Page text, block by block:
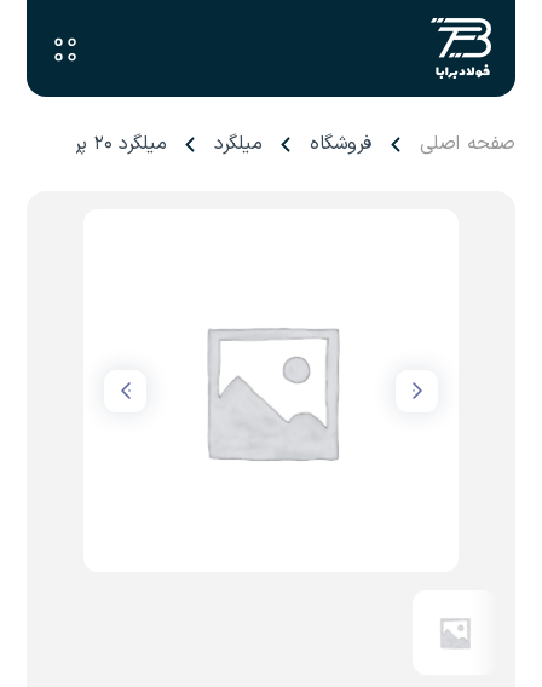
صفحه اصلی فروشگاه میلگرد میلگرد ۲۰ پرشین فولاد